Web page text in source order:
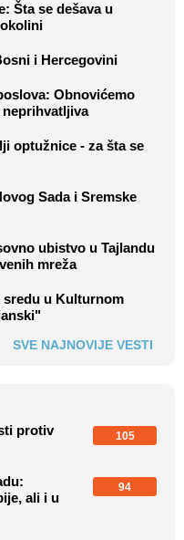
Šta se dešava u
i Hercegovini
Obnovićemo
neprihvatljiva
optužnice - za šta se
Sada i Sremske
ubistvo u Tajlandu
mreža
u Kulturnom
SVE NAJNOVIJE VESTI
protiv
105
ali i u
94